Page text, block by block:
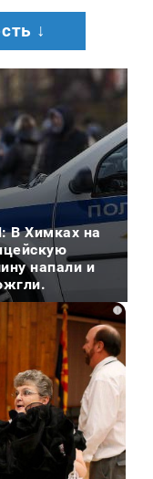
↓
В Химках на
напали и
i